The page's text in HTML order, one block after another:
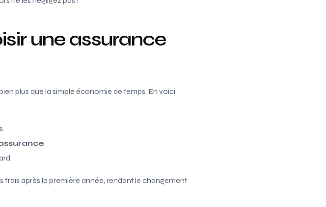
une assurance
plus que la simple économie de temps. En voici
.
après la première année, rendant le changement